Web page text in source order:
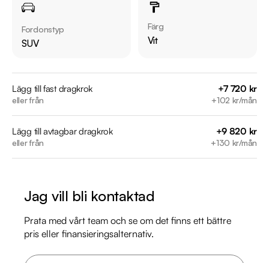
Möjlighet till 12-60 månaders garanti
Servicehistorik:
2020-07-03 - 4584 mil
Besök
https://www.riddermarkbil.se/kopa-bil/dacia/yja953/
för att:
• Se närbilder och film på bilen
Skydda din bil med vårt trygghetspaket. Välj mellan 12-60
månaders garanti och komplettera med extra
hjuluppsättningar till bra priser. Gör ditt bilköp tryggt och
Fordonstyp
SUV
Färg
Vit
Lägg till fast dragkrok
eller från
+7 720 kr
+102 kr/mån
Lägg till avtagbar dragkrok
eller från
+9 820 kr
+130 kr/mån
Jag vill bli kontaktad
Prata med vårt team och se om det finns ett bättre
pris eller finansieringsalternativ.